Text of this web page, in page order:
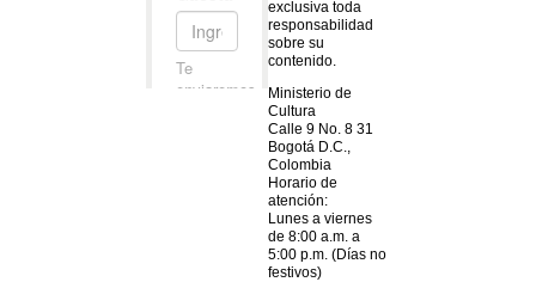
exclusiva toda
responsabilidad
sobre su
contenido.
Ministerio de
Cultura
Calle 9 No. 8 31
Bogotá D.C.,
Colombia
Horario de
atención:
Lunes a viernes
de 8:00 a.m. a
5:00 p.m. (Días no
festivos)